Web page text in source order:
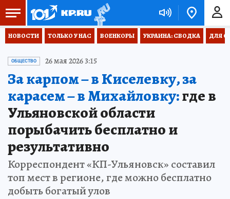
НОВОСТИ ТОЛЬКО У НАС ВОЕНКОРЫ УКРАИНА: СВОДКА ДЛЯ
ОБЩЕСТВО 26 мая 2026 3:15
За карпом – в Киселевку, за
карасем – в Михайловку:где в
Ульяновской области
порыбачить бесплатно и
результативно
Корреспондент «КП-Ульяновск» составил
топ мест в регионе, где можно бесплатно
добыть богатый улов